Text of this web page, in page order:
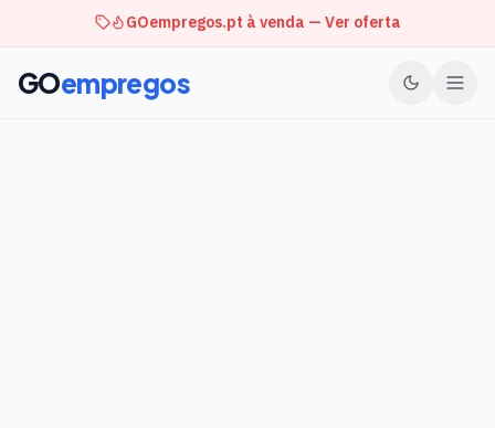
GOempregos.pt à venda — Ver oferta
GOempregos